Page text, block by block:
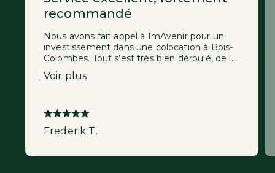
recommandé
Nous avons fait appel à ImAvenir pour un
investissement dans une colocation à Bois-
Colombes. Tout s’est très bien déroulé, de la
recherche de l’appartement jusqu’aux
travaux de rénovation importants. Des
de mon côté ! Je ferais sans hésiter appel à
ImAvenir à nouveau.
Voir plus
Frederik T.